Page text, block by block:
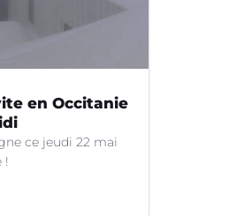
en Occitanie
ce jeudi 22 mai
!